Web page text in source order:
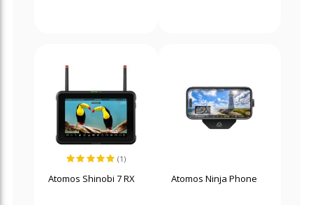
(1)
Atomos Shinobi 7 RX Atomos Ninja Phone